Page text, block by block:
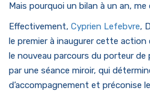
Mais pourquoi un bilan à un an,
Effectivement, Cyprien Lefebvre,
le premier à inaugurer cette action
le nouveau parcours du porteur
par une séance miroir, qui
d’accompagnement et préconise